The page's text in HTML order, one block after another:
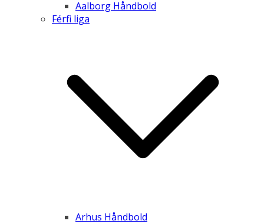
Aalborg Håndbold
Férfi liga
Arhus Håndbold